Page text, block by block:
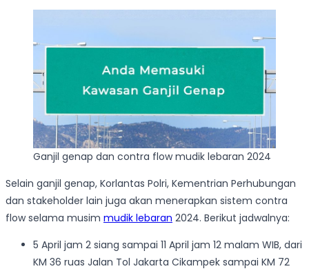
Ganjil genap dan contra flow mudik lebaran 2024
Selain ganjil genap, Korlantas Polri, Kementrian Perhubungan
dan stakeholder lain juga akan menerapkan sistem contra
flow selama musim mudik lebaran 2024. Berikut jadwalnya:
5 April jam 2 siang sampai 11 April jam 12 malam WIB, dari
KM 36 ruas Jalan Tol Jakarta Cikampek sampai KM 72